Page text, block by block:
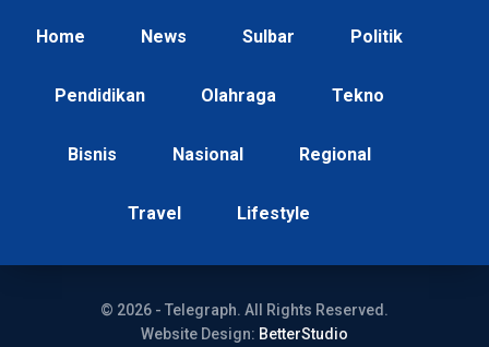
Home News Sulbar Politik
Pendidikan Olahraga Tekno
Bisnis Nasional Regional
Travel Lifestyle
© 2026 - Telegraph. All Rights Reserved.
Website Design: BetterStudio